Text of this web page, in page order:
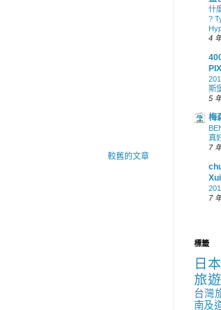
較舊的文章
什
?
4
斯
5
梅
真
7
7
標籤
日
旅遊
台灣
南及